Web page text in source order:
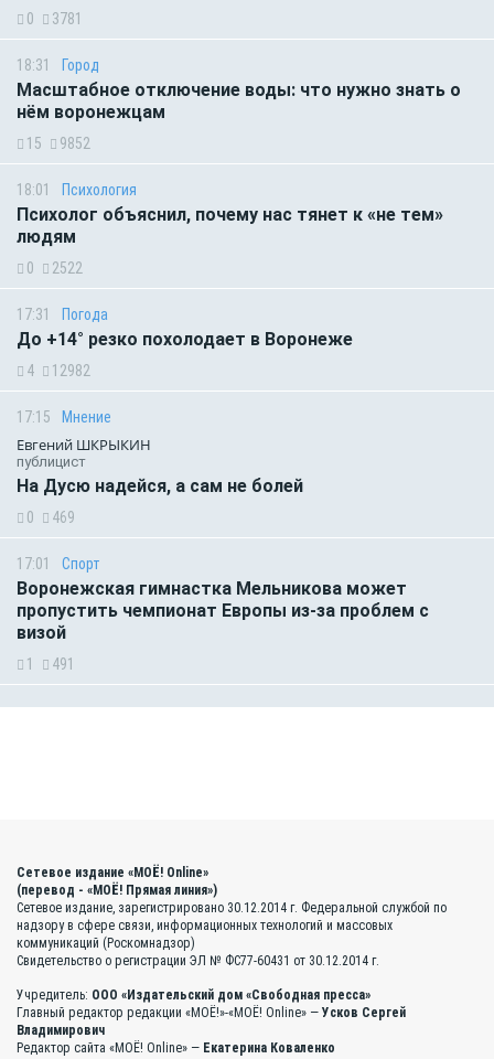
0 3781
18:31 Город
Масштабное отключение воды: что нужно знать о
нём воронежцам
15 9852
18:01 Психология
Психолог объяснил, почему нас тянет к «не тем»
людям
0 2522
17:31 Погода
До +14° резко похолодает в Воронеже
4 12982
17:15 Мнение
Евгений ШКРЫКИН
публицист
На Дусю надейся, а сам не болей
0 469
17:01 Спорт
Воронежская гимнастка Мельникова может
пропустить чемпионат Европы из-за проблем с
визой
1 491
Сетевое издание «МОЁ! Online»
(перевод - «МОЁ! Прямая линия»)
Сетевое издание, зарегистрировано 30.12.2014 г. Федеральной службой по
надзору в сфере связи, информационных технологий и массовых
коммуникаций (Роскомнадзор)
Свидетельство о регистрации ЭЛ № ФС77-60431 от 30.12.2014 г.
Учредитель: ООО «Издательский дом «Свободная пресса»
Главный редактор редакции «МОЁ!»-«МОЁ! Online» — Усков Сергей
Владимирович
Редактор сайта «МОЁ! Online» — Екатерина Коваленко